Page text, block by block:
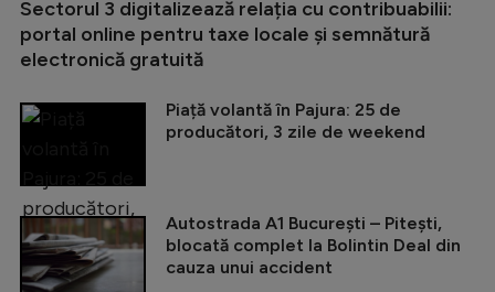
Sectorul 3 digitalizează relația cu contribuabilii:
portal online pentru taxe locale și semnătură
electronică gratuită
Piață volantă în Pajura: 25 de
producători, 3 zile de weekend
Autostrada A1 București – Pitești,
blocată complet la Bolintin Deal din
cauza unui accident